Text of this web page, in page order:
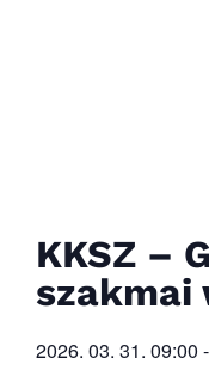
KKSZ –
szakmai
2026. 03. 31. 09:00 -